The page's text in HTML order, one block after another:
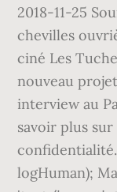
2018-11-25
chevilles
ciné Les
nouveau
interview au
savoir plus
logHuman);